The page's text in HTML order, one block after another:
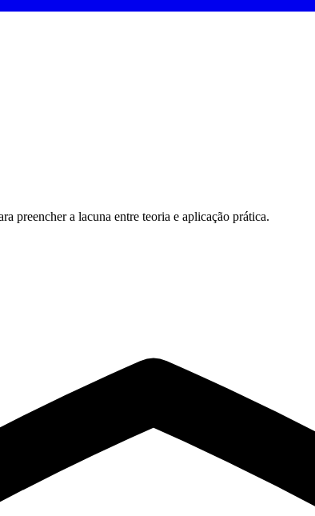
preencher a lacuna entre teoria e aplicação prática.